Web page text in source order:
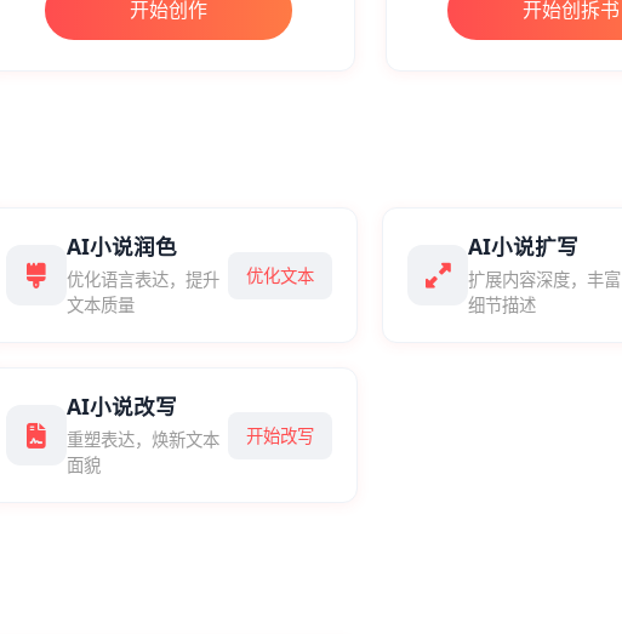
开始创作 开始创拆书
AI小说润色
优化语言表达，提升
文本质量
优化文本
AI小说扩写
扩展内容深度，丰富
细节描述
AI小说改写
重塑表达，焕新文本
面貌
开始改写